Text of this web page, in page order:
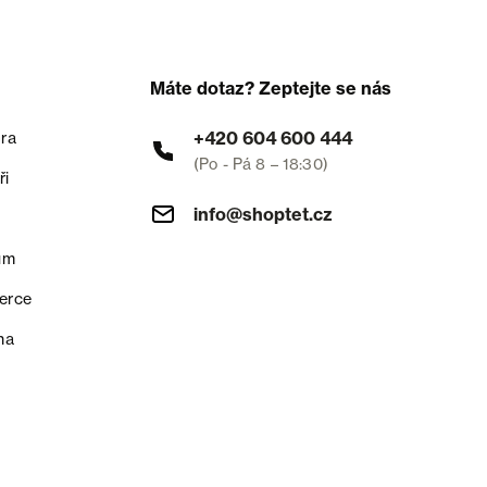
Máte dotaz? Zeptejte se nás
+420 604 600 444
(Po - Pá 8 – 18:30)
info@shoptet.cz